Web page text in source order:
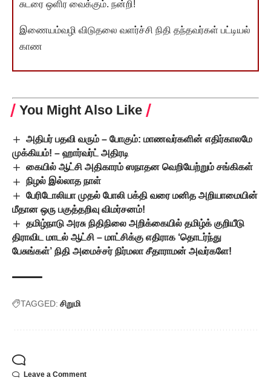
சுடரை ஒளிர வைக்கும். நன்றி!
இணையம்வழி விடுதலை வளர்ச்சி நிதி தந்தவர்கள் பட்டியல்
காண
You Might Also Like
அதிபர் பதவி வரும் – போகும்: மாணவர்களின் எதிர்காலமே
முக்கியம்! – ஹார்வர்ட் அதிரடி
கையில் ஆட்சி அதிகாரம் ஸநாதன வெறியேற்றும் சங்கிகள்
நிழல் இல்லாத நாள்
பேரிடோலியா முதல் போலி பக்தி வரை மனித அறியாமையின்
மீதான ஒரு பகுத்தறிவு விமர்சனம்!
தமிழ்நாடு அரசு நிதிநிலை அறிக்கையில் தமிழ்க் குறியீடு
திராவிட மாடல் ஆட்சி – மாட்சிக்கு எதிராக ‘தொடர்ந்து
பேசுங்கள்’ நிதி அமைச்சர் நிர்மலா சீதாராமன் அவர்களே!
TAGGED: சிறுமி
Leave a Comment